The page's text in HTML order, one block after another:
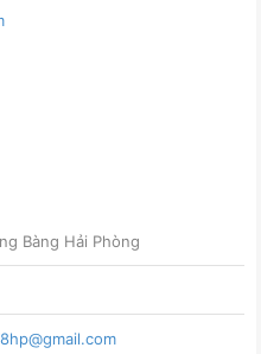
Bàng Hải Phòng